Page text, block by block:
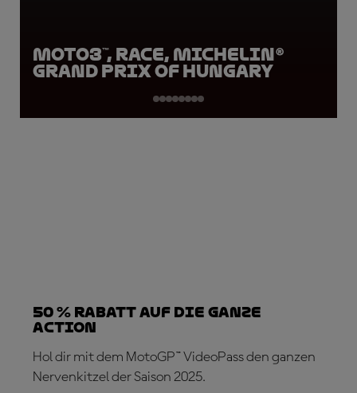
Moto3™, Race, Michelin®
Grand Prix of Hungary
50 % Rabatt AUF DIE GANZE
ACTION
Hol dir mit dem MotoGP™ VideoPass den ganzen
Nervenkitzel der Saison 2025.